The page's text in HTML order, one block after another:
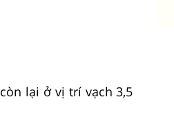
lại ở vị trí vạch 3,5